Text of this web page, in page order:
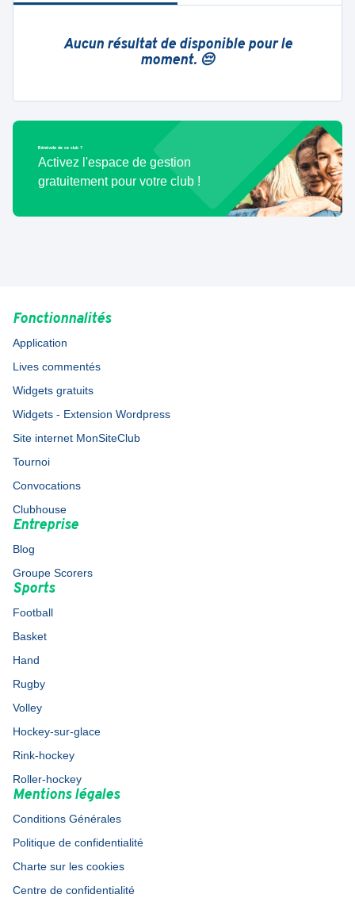
Aucun résultat de disponible pour le
moment. 😔
Bénévole de ce club ?
Activez l'espace de gestion
gratuitement pour votre club !
Fonctionnalités
Application
Lives commentés
Widgets gratuits
Widgets - Extension Wordpress
Site internet MonSiteClub
Tournoi
Convocations
Clubhouse
Entreprise
Blog
Groupe Scorers
Sports
Football
Basket
Hand
Rugby
Volley
Hockey-sur-glace
Rink-hockey
Roller-hockey
Mentions légales
Conditions Générales
Politique de confidentialité
Charte sur les cookies
Centre de confidentialité